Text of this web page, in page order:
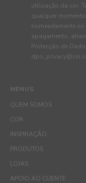
MENUS
QUEM SOMOS
COR
INSPIRAÇÃO
PRODUTOS
LOJAS
APOIO AO CLIENTE
utilização da cor.
qualquer
nomeadamente
apagamento,
Protecção de